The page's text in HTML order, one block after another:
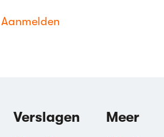
Aanmelden
Verslagen Meer